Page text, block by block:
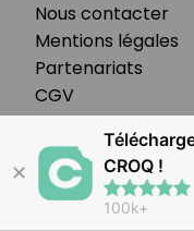
Nous contacter
Mentions légales
Partenariats
CGV
FAQ
Préférences
✕
CROQ !
100k+